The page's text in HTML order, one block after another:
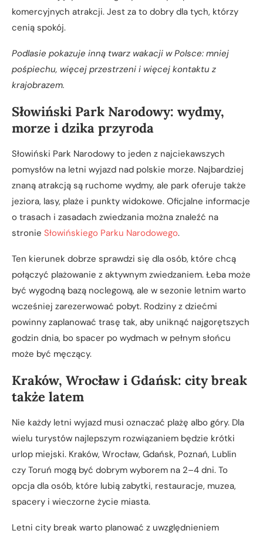
komercyjnych atrakcji. Jest za to dobry dla tych, którzy
cenią spokój.
Podlasie pokazuje inną twarz wakacji w Polsce: mniej
pośpiechu, więcej przestrzeni i więcej kontaktu z
krajobrazem.
Słowiński Park Narodowy: wydmy,
morze i dzika przyroda
Słowiński Park Narodowy to jeden z najciekawszych
pomysłów na letni wyjazd nad polskie morze. Najbardziej
znaną atrakcją są ruchome wydmy, ale park oferuje także
jeziora, lasy, plaże i punkty widokowe. Oficjalne informacje
o trasach i zasadach zwiedzania można znaleźć na
stronie Słowińskiego Parku Narodowego.
Ten kierunek dobrze sprawdzi się dla osób, które chcą
połączyć plażowanie z aktywnym zwiedzaniem. Łeba może
być wygodną bazą noclegową, ale w sezonie letnim warto
wcześniej zarezerwować pobyt. Rodziny z dziećmi
powinny zaplanować trasę tak, aby uniknąć najgorętszych
godzin dnia, bo spacer po wydmach w pełnym słońcu
może być męczący.
Kraków, Wrocław i Gdańsk: city break
także latem
Nie każdy letni wyjazd musi oznaczać plażę albo góry. Dla
wielu turystów najlepszym rozwiązaniem będzie krótki
urlop miejski. Kraków, Wrocław, Gdańsk, Poznań, Lublin
czy Toruń mogą być dobrym wyborem na 2–4 dni. To
opcja dla osób, które lubią zabytki, restauracje, muzea,
spacery i wieczorne życie miasta.
Letni city break warto planować z uwzględnieniem